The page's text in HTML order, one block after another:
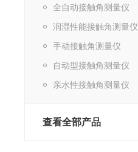
全自动接触角测量仪
润湿性能接触角测量仪
手动接触角测量仪
自动型接触角测量仪
亲水性接触角测量仪
查看全部产品